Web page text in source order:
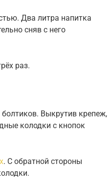
Два литра напитка
сняв с него
раз.
Выкрутив крепеж,
колодки с кнопок
. С обратной стороны